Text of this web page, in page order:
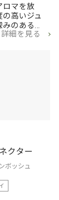
ロマを放
高いジュ
みのある…
詳細を見る
クター
ボッシュ